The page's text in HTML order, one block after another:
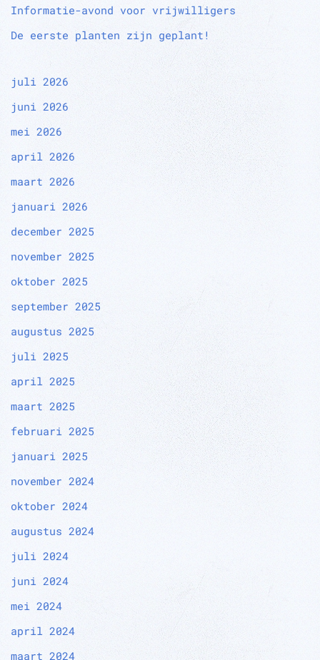
Informatie-avond voor vrijwilligers
De eerste planten zijn geplant!
juli 2026
juni 2026
mei 2026
april 2026
maart 2026
januari 2026
december 2025
november 2025
oktober 2025
september 2025
augustus 2025
juli 2025
april 2025
maart 2025
februari 2025
januari 2025
november 2024
oktober 2024
augustus 2024
juli 2024
juni 2024
mei 2024
april 2024
maart 2024